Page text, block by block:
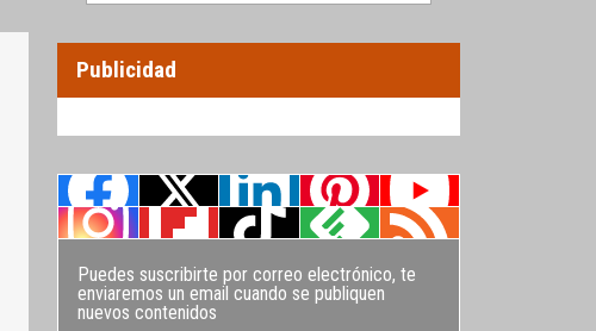
Publicidad
Puedes suscribirte por correo electrónico, te
enviaremos un email cuando se publiquen
nuevos contenidos